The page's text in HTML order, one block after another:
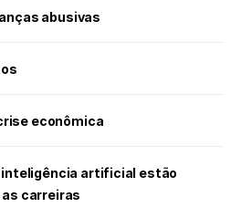
abusivas
econômica
inteligência artificial estão
as carreiras